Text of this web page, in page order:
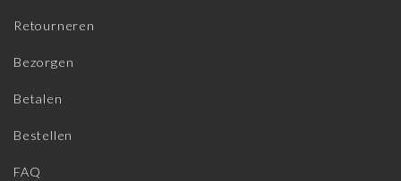
Retourneren
Bezorgen
Betalen
Bestellen
FAQ